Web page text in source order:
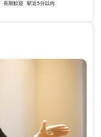
長期歓迎
駅近5分以内